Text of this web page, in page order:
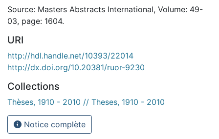
Source: Masters Abstracts International, Volume: 49-
03, page: 1604.
URI
http://hdl.handle.net/10393/22014
http://dx.doi.org/10.20381/ruor-9230
Collections
Thèses, 1910 - 2010 // Theses, 1910 - 2010
Notice complète